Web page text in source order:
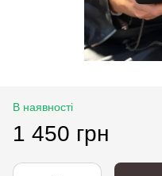
В наявності
1 450 грн